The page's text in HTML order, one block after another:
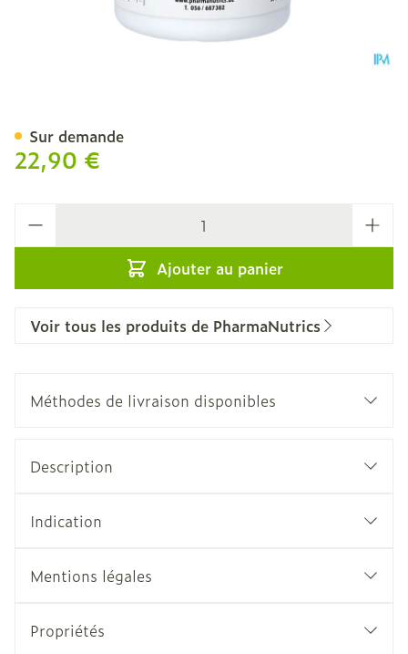
22,90 €
Ajouter au panier
Sur demande
Voir tous les produits de PharmaNutrics
Méthodes de livraison disponibles
Description
Indication
Mentions légales
Propriétés